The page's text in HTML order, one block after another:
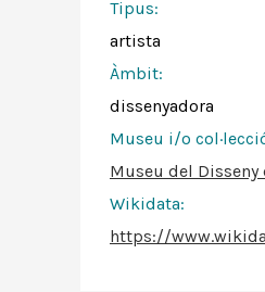
Tipus:
artista
Àmbit:
dissenyadora
Museu i/o
Museu del Disseny
Wikidata:
https://